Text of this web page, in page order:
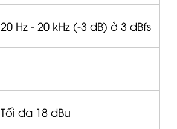
20 Hz - 20 kHz (-3 dB) ở 3 dBfs
Tối đa 18 dBu